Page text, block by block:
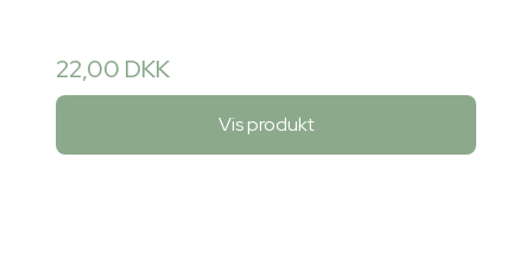
22,00 DKK
Vis produkt